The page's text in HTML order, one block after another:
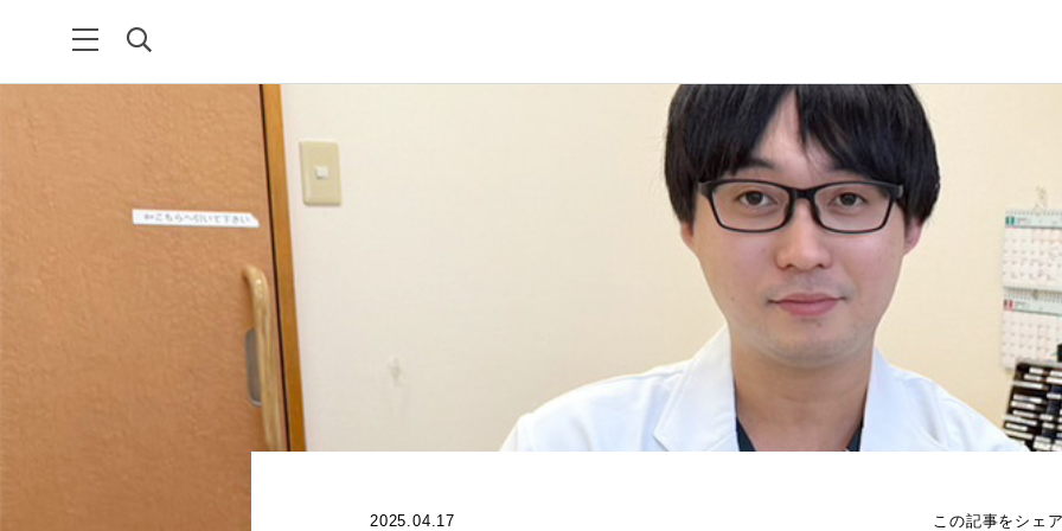
2025.04.17 この記事をシェ